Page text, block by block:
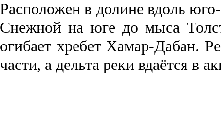
Рас­положен в долине вдоль
Снежной на юге до мыса
огибает хребет Хамар-Дабан.
части, а дельта реки вда­ётся в